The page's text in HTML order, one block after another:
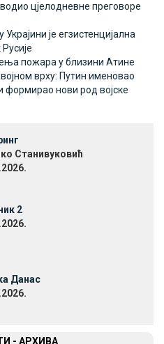
цјелодневне преговоре
је егзистенцијална
пожара у близини Атине
врху: Путин именовао
формирао нови род војске
Станивуковић
2
Данас
- АРХИВА